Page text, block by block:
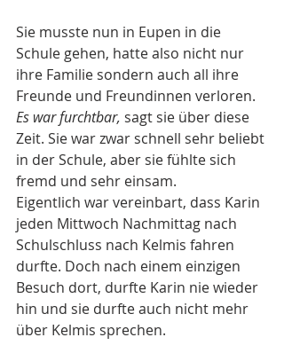
Sie musste nun in Eupen in die
Schule gehen, hatte also nicht nur
ihre Familie sondern auch all ihre
Freunde und Freundinnen verloren.
Es war furchtbar, sagt sie über diese
Zeit. Sie war zwar schnell sehr beliebt
in der Schule, aber sie fühlte sich
fremd und sehr einsam.
Eigentlich war vereinbart, dass Karin
jeden Mittwoch Nachmittag nach
Schulschluss nach Kelmis fahren
durfte. Doch nach einem einzigen
Besuch dort, durfte Karin nie wieder
hin und sie durfte auch nicht mehr
über Kelmis sprechen.